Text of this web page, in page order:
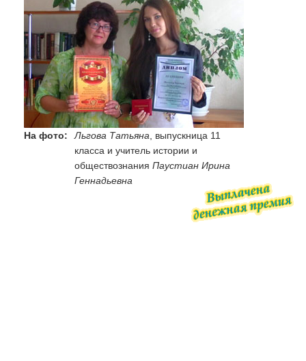
На фото: Льгова Татьяна , выпускница 11
класса и учитель истории и
обществознания Паустиан Ирина
Геннадьевна